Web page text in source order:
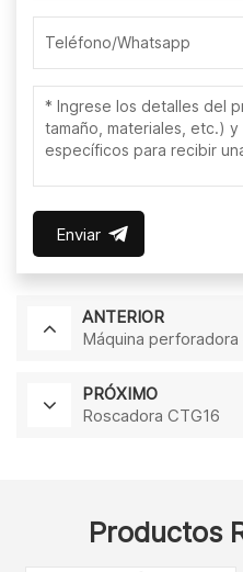
Enviar
ANTERIOR
Máquina
PRÓXIMO
Roscadora CTG16
Productos